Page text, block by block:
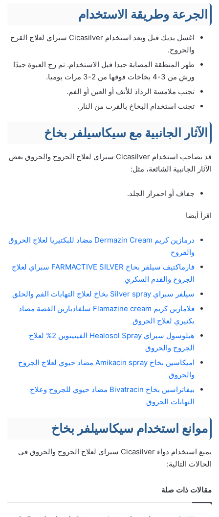
الجرعة وطريقة الاستخدام
اغسل يديك قبل وبعد استخدام Cicasilver سبراي لعلاج القرح
والجروح.
طهر المنطقة المصابة جيدا قبل الاستخدام. ثم رج العبوة جيدًا
ورش من 3-4 بخاخات فوقها من 2-3 مرات يوميا.
تجنب ملامسة الرذاذ للأنف أو العين أو الفم.
تجنب استخدام البخاخ بالقرب من النار.
الآثار الجانبية مع سيكاسيلفر بخاخ
قد يصاحب استخدام Cicasilver سيراي لعلاج الجروح والحروق بعض
الآثار الجانبية الشائعة، مثل:
جفاف أو احمرار الجلد.
اقرأ أيضا
درمازين كريم Dermazin Cream مضاد للبكتيريا لعلاج الحروق
والقروح
فارماكتيف سيلفر بخاخ FARMACTIVE SILVER سبراي لعلاج
الجروح والقدم السكري
سيلفر سبراي Silver spray بخاخ لعلاج التهابات الفم والحلق
فلامازين كريم Flamazine cream سلفاديازين الفضة مضاد
بكتيري لعلاج الحروق
هيلوسول سبراي Healosol Spray الفينيتوين 2% لعلاج
الجروح والحروق
اميكاسين بخاخ Amikacin spray مضاد حيوي لعلاج الجروح
والحروق
بيفاتراسين بخاخ Bivatracin مضاد حيوي للجروح وعلاج
التهابات الحروق
موانع استخدام سيكاسيلفر بخاخ
يمنع استخدام دواء Cicasilver سيراي لعلاج الجروح والحروق في
الحالات التالية:
مقالات ذات صلة